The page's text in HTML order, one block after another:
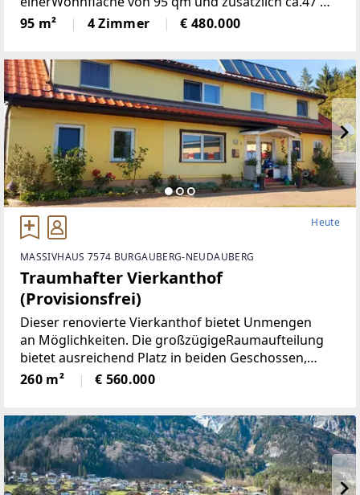
Keller einem großzügigen Grundstückvon 197 qm
bietet Ihnen und Ihrer Familie den idealen
95 m² 4 Zimmer € 480.000
Heute
MASSIVHAUS 7574 BURGAUBERG-NEUDAUBERG
Traumhafter Vierkanthof
(Provisionsfrei)
Dieser renovierte Vierkanthof bietet Unmengen
an Möglichkeiten. Die großzügigeRaumaufteilung
bietet ausreichend Platz in beiden Geschossen,
neben 5Schlafräumen, gibt es ein Wohnzimmer mit
neu renovierten Kachelofen,
260 m² € 560.000